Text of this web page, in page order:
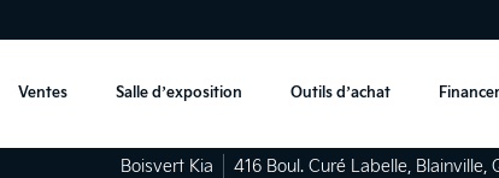
Ventes Salle d’exposition Outils d’achat
Boisvert Kia 416 Boul. Curé Labelle, Blainville,